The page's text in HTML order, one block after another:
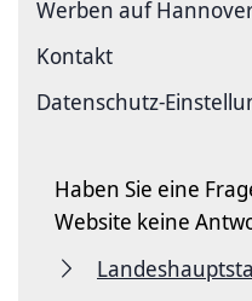
Werben auf
Kontakt
Datenschutz-
Haben Sie eine
Website keine